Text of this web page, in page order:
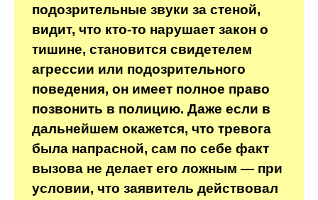
подозрительные звуки за стеной,
видит, что кто-то нарушает закон о
тишине, становится свидетелем
агрессии или подозрительного
поведения, он имеет полное право
позвонить в полицию. Даже если в
дальнейшем окажется, что тревога
была напрасной, сам по себе факт
вызова не делает его ложным — при
условии, что заявитель действовал